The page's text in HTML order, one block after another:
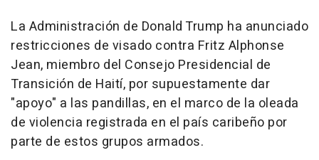
La Administración de Donald Trump ha anunciado
restricciones de visado contra Fritz Alphonse
Jean, miembro del Consejo Presidencial de
Transición de Haití, por supuestamente dar
"apoyo" a las pandillas, en el marco de la oleada
de violencia registrada en el país caribeño por
parte de estos grupos armados.